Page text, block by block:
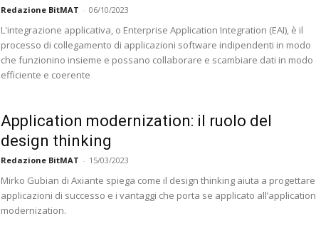
Redazione BitMAT - 06/10/2023
L'integrazione applicativa, o Enterprise Application Integration (EAI), è il
processo di collegamento di applicazioni software indipendenti in modo
che funzionino insieme e possano collaborare e scambiare dati in modo
efficiente e coerente
Application modernization: il ruolo del
design thinking
Redazione BitMAT - 15/03/2023
Mirko Gubian di Axiante spiega come il design thinking aiuta a progettare
applicazioni di successo e i vantaggi che porta se applicato all’application
modernization.